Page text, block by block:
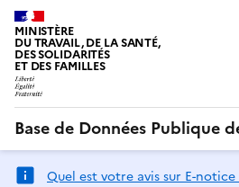
MINISTÈRE
DU TRAVAIL, DE LA SANTÉ,
DES SOLIDARITÉS
ET DES FAMILLES
Base de Données Publique
Quel est votre avis sur E-notice